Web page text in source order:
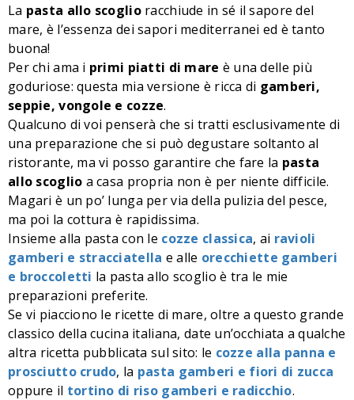
La pasta allo scoglioracchiude in sé il sapore del
mare, è l’essenza dei sapori mediterranei ed è tanto
buona!
Per chi ama i primi piatti di mare è una delle più
goduriose: questa mia versione è ricca di gamberi,
seppie, vongole e cozze.
Qualcuno di voi penserà che si tratti esclusivamente di
una preparazione che si può degustare soltanto al
ristorante, ma vi posso garantire che fare la pasta
allo scoglio a casa propria non è per niente difficile.
Magari è un po’ lunga per via della pulizia del pesce,
ma poi la cottura è rapidissima.
Insieme alla pasta con le cozze classica, ai ravioli
gamberi e stracciatella e alle orecchiette gamberi
e broccoletti la pasta allo scoglio è tra le mie
preparazioni preferite.
Se vi piacciono le ricette di mare, oltre a questo grande
classico della cucina italiana, date un’occhiata a qualche
altra ricetta pubblicata sul sito: le cozze alla panna e
prosciutto crudo, la pasta gamberi e fiori di zucca
oppure il tortino di riso gamberi e radicchio.